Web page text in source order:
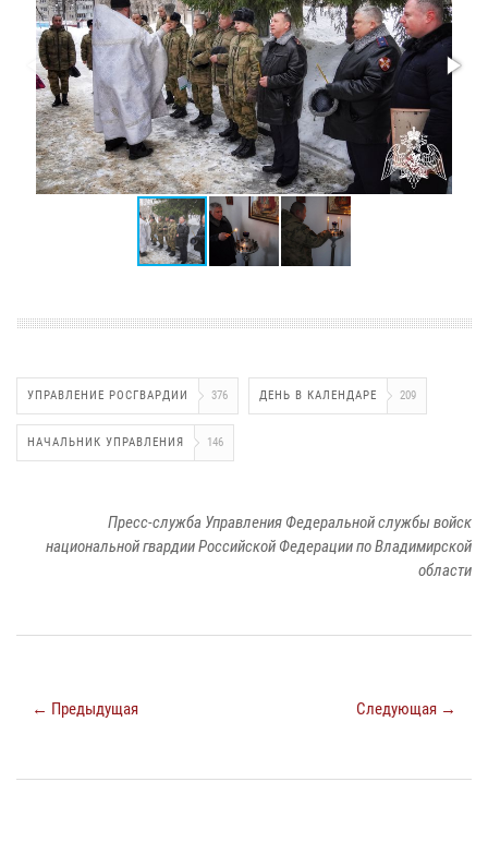
УПРАВЛЕНИЕ РОСГВАРДИИ 376 ДЕНЬ В КАЛЕНДАРЕ 209
НАЧАЛЬНИК УПРАВЛЕНИЯ 146
Пресс-служба Управления Федеральной службы войск
национальной гвардии Российской Федерации по Владимирской
области
← Предыдущая Следующая →